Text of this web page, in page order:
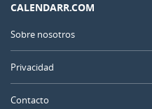
CALENDARR.COM
Sobre nosotros
Privacidad
Contacto